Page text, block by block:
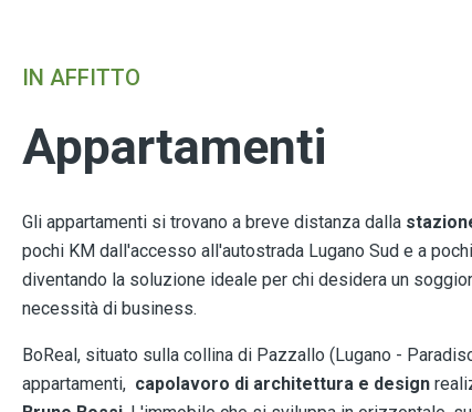
IN AFFITTO
Appartamenti
Gli appartamenti si trovano a breve distanza dalla
pochi KM dall'accesso all'autostrada Lugano Sud e a
diventando la soluzione ideale per chi desidera un
necessità di business.
BoReal, situato sulla collina di Pazzallo (Lugano -
appartamenti, capolavoro di architettura e design